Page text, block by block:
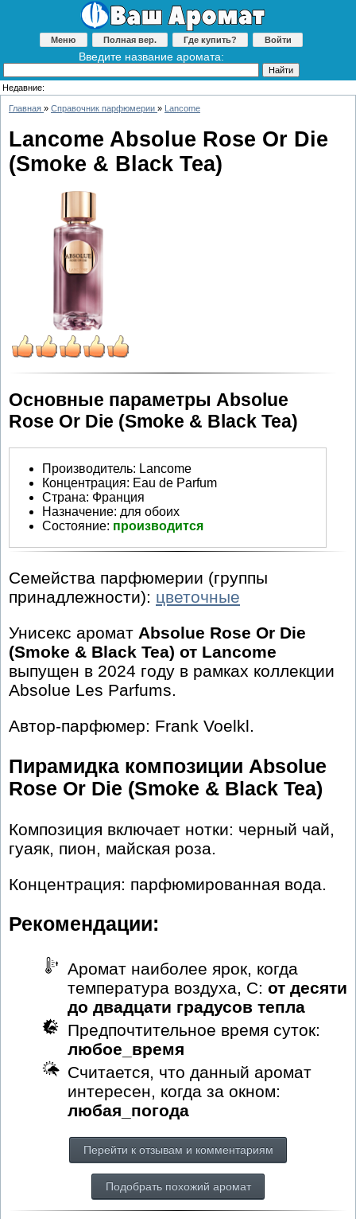
Меню Полная вер. Где купить? Войти
Введите название аромата:
Недавние:
Главная » Справочник парфюмерии » Lancome
Lancome Absolue Rose Or Die
(Smoke & Black Tea)
Основные параметры Absolue
Rose Or Die (Smoke & Black Tea)
Производитель: Lancome
Концентрация: Eau de Parfum
Страна: Франция
Назначение: для обоих
Состояние: производится
Семейства парфюмерии (группы
принадлежности): цветочные
Унисекс аромат Absolue Rose Or Die
(Smoke & Black Tea) от Lancome
выпущен в 2024 году в рамках коллекции
Absolue Les Parfums.
Автор-парфюмер: Frank Voelkl.
Пирамидка композиции Absolue
Rose Or Die (Smoke & Black Tea)
Композиция включает нотки: черный чай,
гуаяк, пион, майская роза.
Концентрация: парфюмированная вода.
Рекомендации:
Аромат наиболее ярок, когда
температура воздуха, С: от десяти
до двадцати градусов тепла
Предпочтительное время суток:
любое_время
Считается, что данный аромат
интересен, когда за окном:
любая_погода
Перейти к отзывам и комментариям
Подобрать похожий аромат